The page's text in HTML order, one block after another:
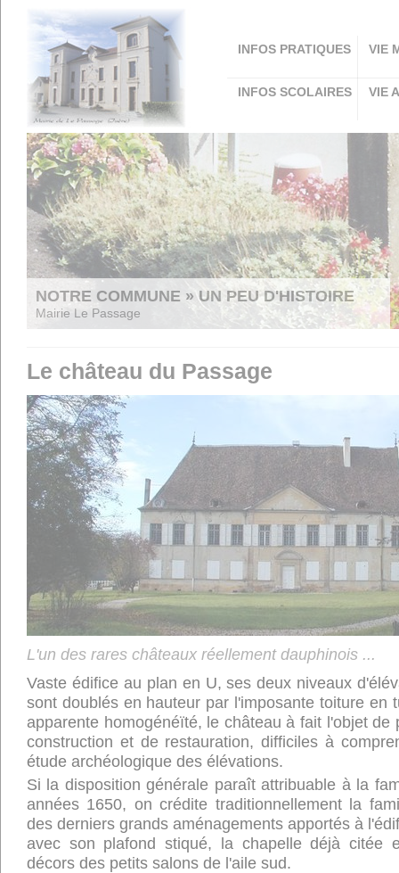
INFOS PRATIQUES VIE
INFOS SCOLAIRES VIE
NOTRE COMMUNE » UN PEU D'HISTOIRE
Mairie Le Passage
Le château du Passage
L'un des rares châteaux réellement dauphinois ...
Vaste édifice au plan en U, ses deux niveaux
sont doublés en hauteur par l'imposante toiture en
apparente homogénéïté, le château à fait l'objet de
construction et de restauration, difficiles à
étude archéologique des élévations.
Si la disposition générale paraît attribuable à la
années 1650, on crédite traditionnellement la
des derniers grands aménagements apportés à
avec son plafond stiqué, la chapelle déjà citée
décors des petits salons de l'aile sud.